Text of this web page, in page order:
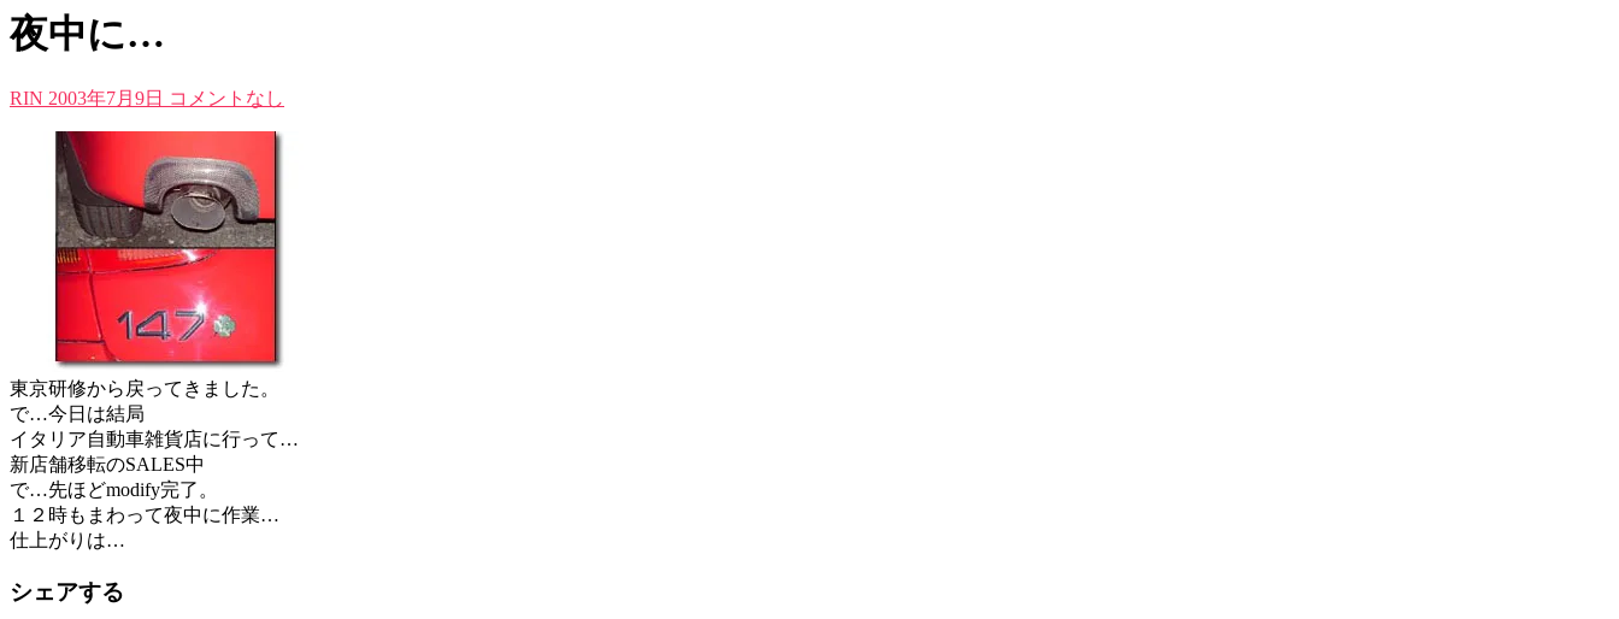
夜中に…
RIN 2003年7月9日 コメントなし
東京研修から戻ってきました。
で…今日は結局
イタリア自動車雑貨店に行って…
新店舗移転のSALES中
で…先ほどmodify完了。
１２時もまわって夜中に作業…
仕上がりは…
シェアする